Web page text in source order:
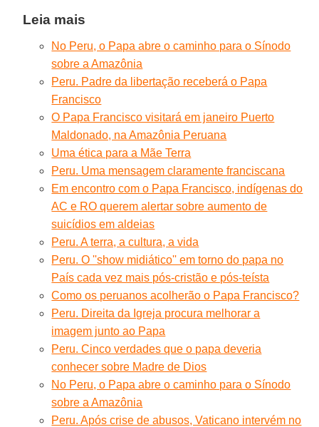
Leia mais
No Peru, o Papa abre o caminho para o Sínodo
sobre a Amazônia
Peru. Padre da libertação receberá o Papa
Francisco
O Papa Francisco visitará em janeiro Puerto
Maldonado, na Amazônia Peruana
Uma ética para a Mãe Terra
Peru. Uma mensagem claramente franciscana
Em encontro com o Papa Francisco, indígenas do
AC e RO querem alertar sobre aumento de
suicídios em aldeias
Peru. A terra, a cultura, a vida
Peru. O ''show midiático'' em torno do papa no
País cada vez mais pós-cristão e pós-teísta
Como os peruanos acolherão o Papa Francisco?
Peru. Direita da Igreja procura melhorar a
imagem junto ao Papa
Peru. Cinco verdades que o papa deveria
conhecer sobre Madre de Dios
No Peru, o Papa abre o caminho para o Sínodo
sobre a Amazônia
Peru. Após crise de abusos, Vaticano intervém no